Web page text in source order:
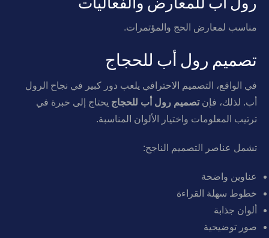
مناسب لمعارض الحج والمؤتمرات.
تصميم رول أب للحجاج
في الواقع، التصميم الاحترافي يلعب دور كبير في نجاح الرول
أب. لذلك، فإنتصميم رول أب للحجاج يحتاج إلى خبرة في
ترتيب المعلومات واختيار الألوان المناسبة.
تشمل عناصر التصميم الناجح:
عناوين واضحة
خطوط سهلة القراءة
ألوان جذابة
صور توضيحية